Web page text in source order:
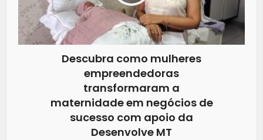
Descubra como mulheres
empreendedoras
transformaram a
maternidade em negócios de
sucesso com apoio da
Desenvolve MT